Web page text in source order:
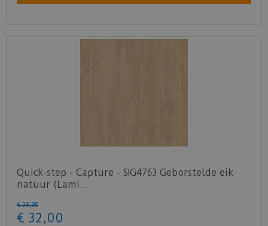
Quick-step - Capture - SIG4763 Geborstelde eik
natuur (Lami…
€ 39,95
€ 32 ,00